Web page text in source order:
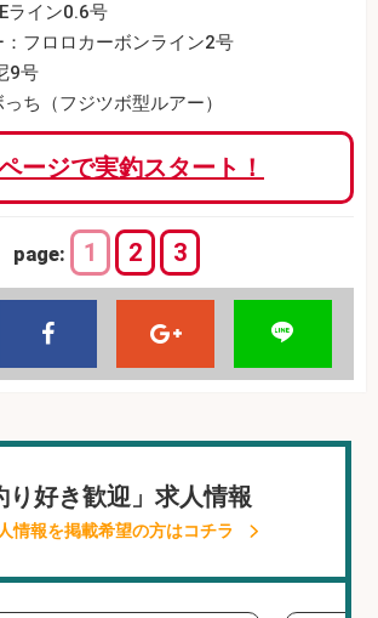
ライン0.6号
フロロカーボンライン2号
9号
ち（フジツボ型ルアー）
ージで実釣スタート！
page: 1 2 3
り好き歓迎」求人情報
情報を掲載希望の方はコチラ